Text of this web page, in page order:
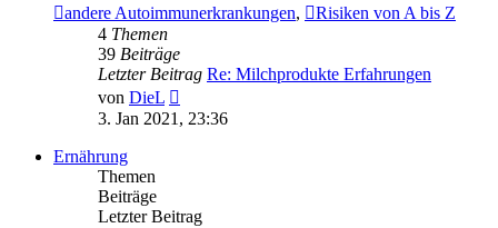
andere Autoimmunerkrankungen,
Risiken von A bis Z
4 Themen
39 Beiträge
Letzter Beitrag Re: Milchprodukte Erfahrungen
von DieL
Beitrag
3. Jan 2021, 23:36
Ernährung
Themen
Beiträge
Letzter Beitrag